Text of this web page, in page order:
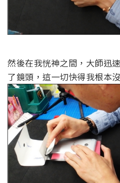
然後在我恍神之間，大師迅
了鏡頭，這一切快得我根